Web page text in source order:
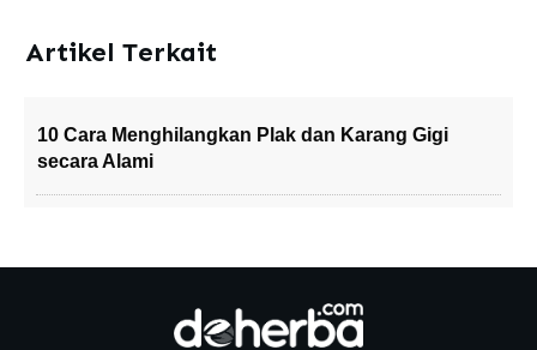
Artikel Terkait
10 Cara Menghilangkan Plak dan Karang Gigi
secara Alami